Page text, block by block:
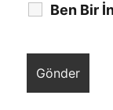
Ben Bir